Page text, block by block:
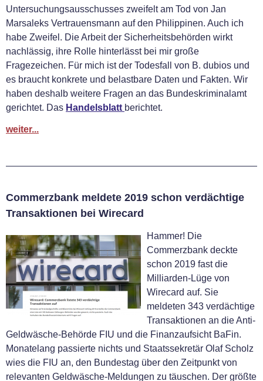
Untersuchungsausschusses zweifelt am Tod von Jan
Marsaleks Vertrauensmann auf den Philippinen. Auch ich
habe Zweifel. Die Arbeit der Sicherheitsbehörden wirkt
nachlässig, ihre Rolle hinterlässt bei mir große
Fragezeichen. Für mich ist der Todesfall von B. dubios und
es braucht konkrete und belastbare Daten und Fakten. Wir
haben deshalb weitere Fragen an das Bundeskriminalamt
gerichtet. Das Handelsblatt berichtet.
weiter...
Commerzbank meldete 2019 schon verdächtige
Transaktionen bei Wirecard
Hammer! Die
Commerzbank deckte
schon 2019 fast die
Milliarden-Lüge von
Wirecard auf. Sie
meldeten 343 verdächtige
Transaktionen an die Anti-
Geldwäsche-Behörde FIU und die Finanzaufsicht BaFin.
Monatelang passierte nichts und Staatssekretär Olaf Scholz
wies die FIU an, den Bundestag über den Zeitpunkt von
relevanten Geldwäsche-Meldungen zu täuschen. Der größte